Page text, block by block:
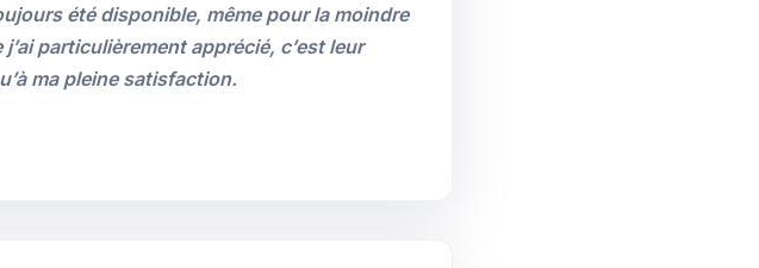
été disponible, même pour la moindre
particulièrement apprécié, c’est leur
ma pleine satisfaction.